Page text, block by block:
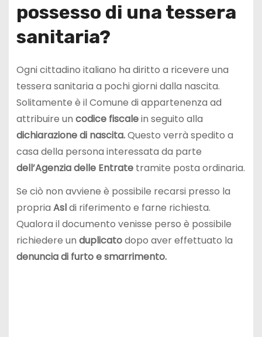
possesso di una tessera
sanitaria?
Ogni cittadino italiano ha diritto a ricevere una
tessera sanitaria a pochi giorni dalla nascita.
Solitamente è il Comune di appartenenza ad
attribuire un codice fiscalein seguito alla
dichiarazione di nascita.Questo verrà spedito a
casa della persona interessata da parte
dell’Agenzia delle Entrate tramite posta ordinaria.
Se ciò non avviene è possibile recarsi presso la
propria Asldi riferimento e farne richiesta.
Qualora il documento venisse perso è possibile
richiedere un duplicatodopo aver effettuato la
denuncia di furto e smarrimento.